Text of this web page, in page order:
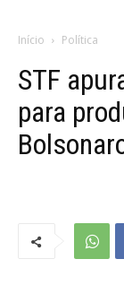
Início Política
STF
para